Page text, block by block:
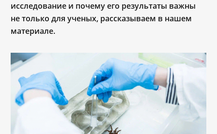
исследование и почему его результаты важны
не только для ученых, рассказываем в нашем
материале.